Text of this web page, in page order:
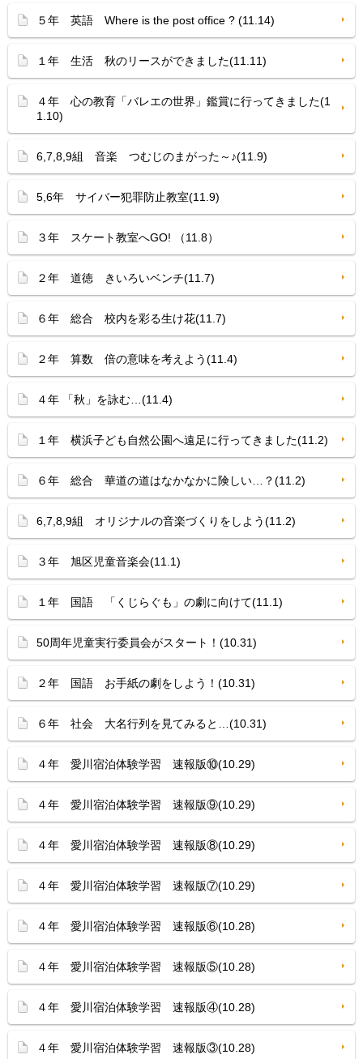
５年 英語 Where is the post office ? (11.14)
１年 生活 秋のリースができました(11.11)
４年 心の教育「バレエの世界」鑑賞に行ってきました(1
1.10)
6,7,8,9組 音楽 つむじのまがった～♪(11.9)
5,6年 サイバー犯罪防止教室(11.9)
３年 スケート教室へGO! （11.8）
２年 道徳 きいろいベンチ(11.7)
６年 総合 校内を彩る生け花(11.7)
２年 算数 倍の意味を考えよう(11.4)
４年 「秋」を詠む…(11.4)
１年 横浜子ども自然公園へ遠足に行ってきました(11.2)
６年 総合 華道の道はなかなかに険しい…？(11.2)
6,7,8,9組 オリジナルの音楽づくりをしよう(11.2)
３年 旭区児童音楽会(11.1)
１年 国語 「くじらぐも」の劇に向けて(11.1)
50周年児童実行委員会がスタート！(10.31)
２年 国語 お手紙の劇をしよう！(10.31)
６年 社会 大名行列を見てみると…(10.31)
４年 愛川宿泊体験学習 速報版⑩(10.29)
４年 愛川宿泊体験学習 速報版⑨(10.29)
４年 愛川宿泊体験学習 速報版⑧(10.29)
４年 愛川宿泊体験学習 速報版⑦(10.29)
４年 愛川宿泊体験学習 速報版⑥(10.28)
４年 愛川宿泊体験学習 速報版⑤(10.28)
４年 愛川宿泊体験学習 速報版④(10.28)
４年 愛川宿泊体験学習 速報版③(10.28)